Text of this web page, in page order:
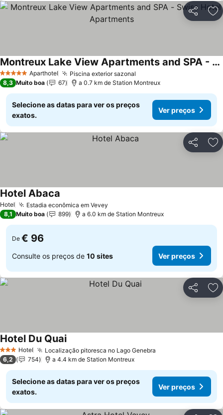
Partilhar
5 Estrelas Aparthotel Piscina exterior sazonal
Montreux Lake View Apartments and SPA - Swiss Hotel Apartments
8,3 Muito boa 67 a 0.7 km de Station Montreux
Selecione as datas para ver os preços
exatos.
Ver preços
Partilhar
Hotel Estadia econômica em Vevey
Hotel Abaca
8,1 Muito boa 899 a 6.0 km de Station Montreux
De € 96
Consulte os preços de 10 sites Ver preços
Partilhar
3 EstrelasHotel Localização pitoresca no Lago Genebra
Hotel Du Quai
6,2 754 a 4.4 km de Station Montreux
Selecione as datas para ver os preços
exatos.
Ver preços